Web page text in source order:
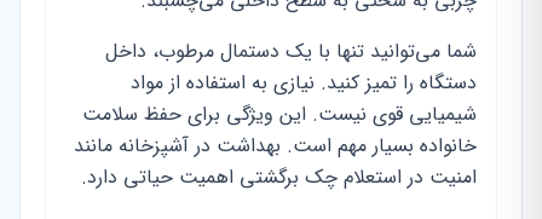
شما می‌توانید تنها با یک دستمال مرطوب، داخل
دستگاه را تمیز کنید. نیازی به استفاده از مواد
شیمیایی قوی نیست. این ویژگی برای حفظ سلامت
خانواده بسیار مهم است. بهداشت در آشپزخانه مانند
امنیت در استعلام چک برگشتی اهمیت حیاتی دارد.